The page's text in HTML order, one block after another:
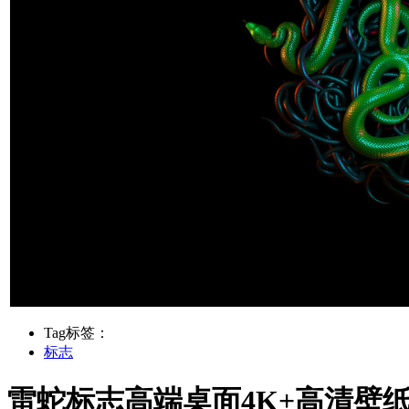
Tag标签：
标志
雷蛇标志高端桌面4K+高清壁